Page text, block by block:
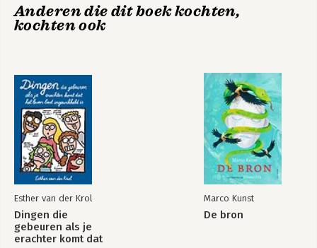
Anderen die dit boek kochten,
kochten ook
Esther van der Krol
Dingen die
gebeuren als je
erachter komt dat
Marco Kunst
De bron